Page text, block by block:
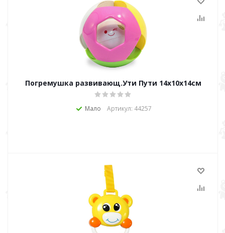
Погремушка развивающ.Ути Пути 14х10х14см
Мало Артикул: 44257